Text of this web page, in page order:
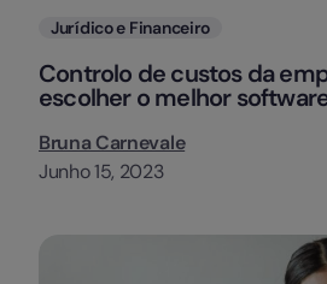
Categorias
Jurídico e Financeiro
Controlo de custos da
escolher o melhor
Bruna Carnevale
Junho 15, 2023